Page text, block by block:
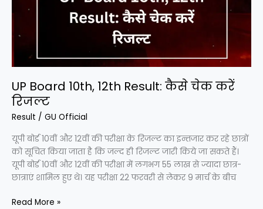
UP Board 10th, 12th Result: कैसे चेक करें
रिजल्ट
Result / GU Official
यूपी बोर्ड 10वीं और 12वीं की परीक्षा के रिजल्ट का इन्तजार कर रहे छात्रों
को सूचित किया जाता है कि जल्द ही रिजल्ट जारी किये जा सकते हैं।
यूपी बोर्ड 10वीं और 12वीं की परीक्षा में लगभग 55 लाख से ज्यादा छात्र-
छात्राएं शामिल हुए थे। यह परीक्षा 22 फरवरी से लेकर 9 मार्च के बीच
रिजल्ट
Read More »